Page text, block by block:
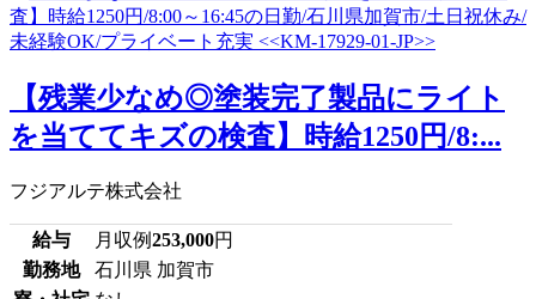
【残業少なめ◎塗装完了製品にライト
を当ててキズの検査】時給1250円/8:...
フジアルテ株式会社
給与 月収例253,000円
勤務地
石川県 加賀市